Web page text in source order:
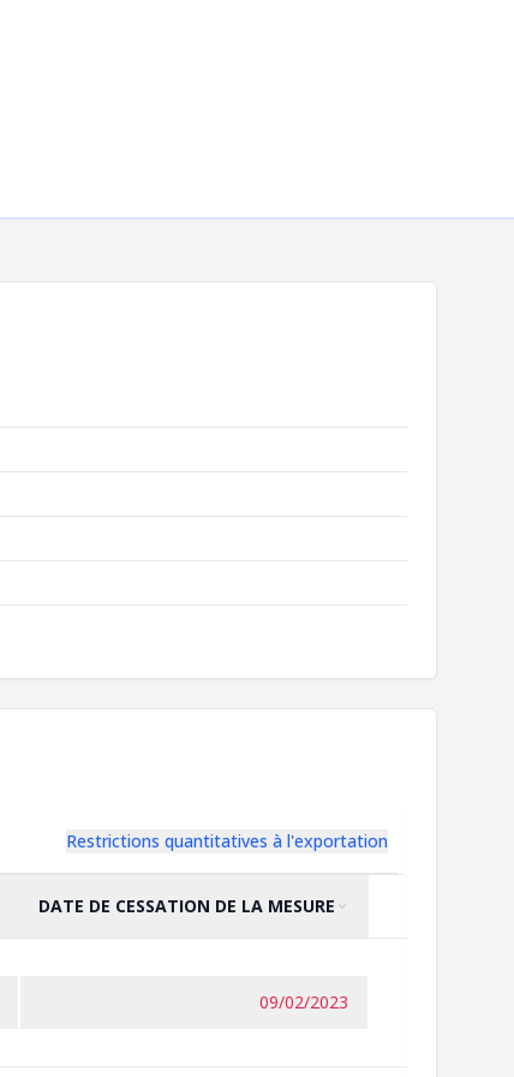
Restrictions quantitatives à l'exportation
TRIER PAR
CROISSANT
DATE DE CESSATION DE LA MESURE
09/02/2023